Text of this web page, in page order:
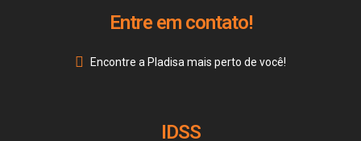
Entre em contato!
Encontre a Pladisa mais perto de você!
IDSS